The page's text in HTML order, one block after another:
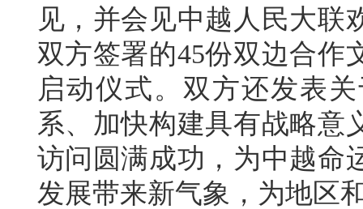
见，并会见中越人民大联
双方签署的45份双边合作
启动仪式。双方还发表
系、加快构建具有战略意
访问圆满成功，为中越命
发展带来新气象，为地区